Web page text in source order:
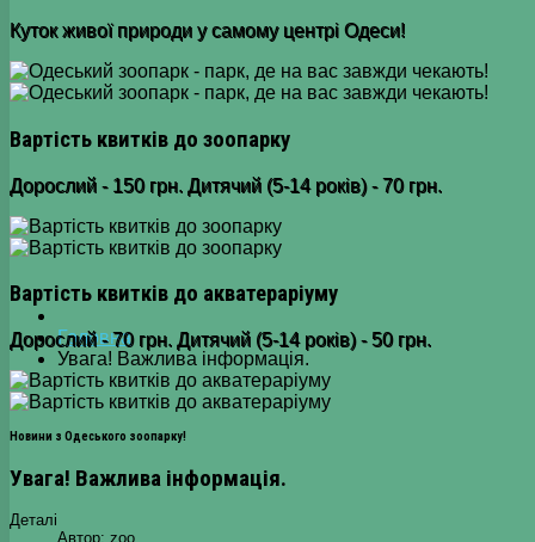
Куток живої природи у самому центрі Одеси!
Вартість квитків до зоопарку
Дорослий - 150 грн. Дитячий (5-14 років) - 70 грн.
Вартість квитків до акватераріуму
Дорослий - 70 грн. Дитячий (5-14 років) - 50 грн.
Головна
Увага! Важлива інформація.
Новини з Одеського зоопарку!
Увага! Важлива інформація.
Деталі
Автор: zoo